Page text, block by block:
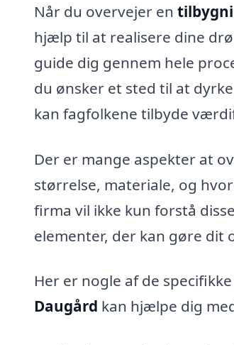
Når du overvejer en
hjælp til at realisere dine
guide dig gennem hele
du ønsker et sted til at
kan fagfolkene tilbyde
Der er mange aspekter at
størrelse, materiale, og
firma vil ikke kun forstå
elementer, der kan gøre dit
Her er nogle af de
Daugård kan hjælpe dig